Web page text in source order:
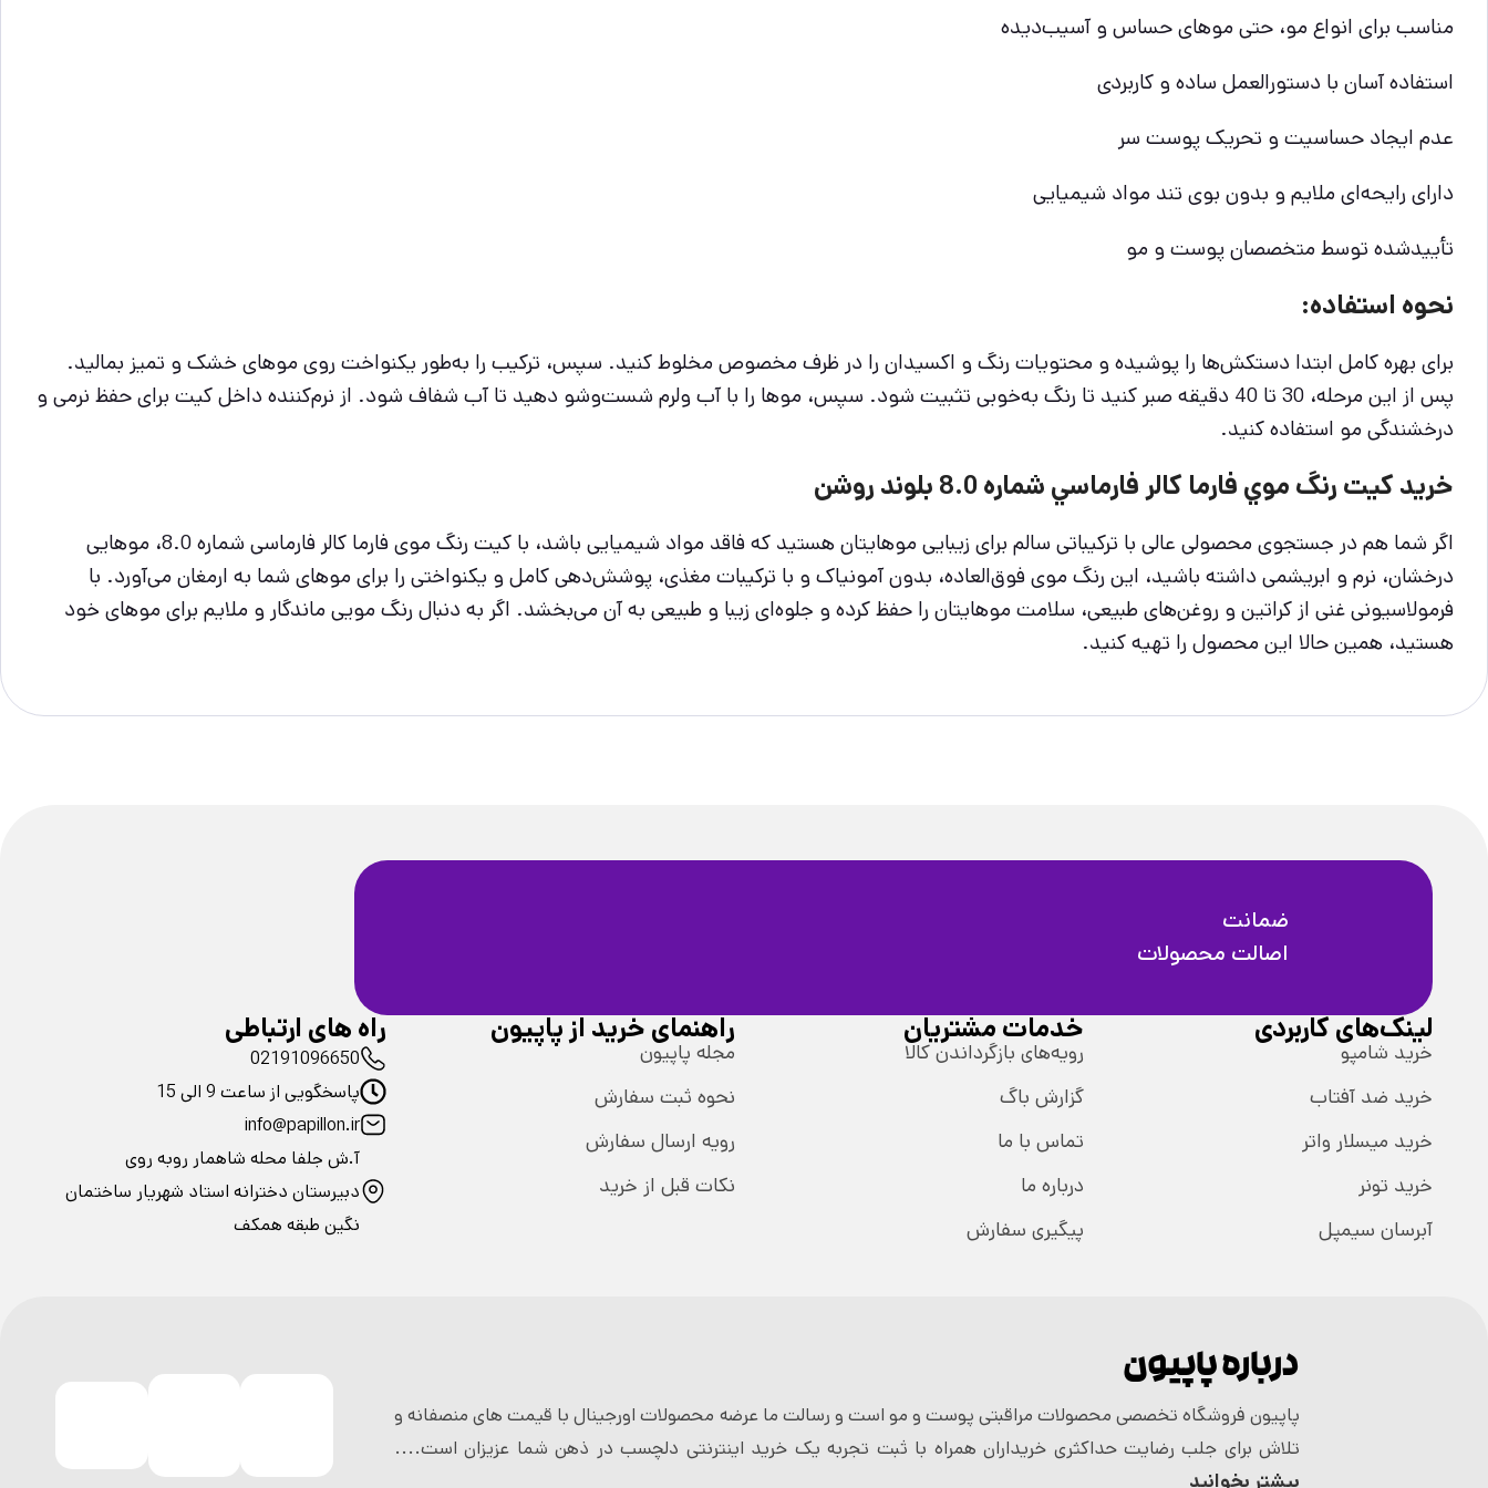
مناسب برای انواع مو، حتی موهای حساس و آسیب‌دیده
استفاده آسان با دستورالعمل ساده و کاربردی
عدم ایجاد حساسیت و تحریک پوست سر
دارای رایحه‌ای ملایم و بدون بوی تند مواد شیمیایی
تأییدشده توسط متخصصان پوست و مو
نحوه استفاده:
برای بهره کامل ابتدا دستکش‌ها را پوشیده و محتویات رنگ و اکسیدان را در ظرف مخصوص مخلوط کنید. سپس، ترکیب را به‌طور یکنواخت روی موهای خشک و تمیز بمالید.
پس از این مرحله، 30 تا 40 دقیقه صبر کنید تا رنگ به‌خوبی تثبیت شود. سپس، موها را با آب ولرم شست‌وشو دهید تا آب شفاف شود. از نرم‌کننده داخل کیت برای حفظ نرمی و
درخشندگی مو استفاده کنید.
خرید كيت رنگ موي فارما كالر فارماسي شماره 8.0 بلوند روشن
اگر شما هم در جستجوی محصولی عالی با ترکیباتی سالم برای زیبایی موهایتان هستید که فاقد مواد شیمیایی باشد، با کیت رنگ موی فارما کالر فارماسی شماره 8.0، موهایی
درخشان، نرم و ابریشمی داشته باشید، این رنگ موی فوق‌العاده، بدون آمونیاک و با ترکیبات مغذی، پوشش‌دهی کامل و یکنواختی را برای موهای شما به ارمغان می‌آورد. با
فرمولاسیونی غنی از کراتین و روغن‌های طبیعی، سلامت موهایتان را حفظ کرده و جلوه‌ای زیبا و طبیعی به آن می‌بخشد. اگر به دنبال رنگ مویی ماندگار و ملایم برای موهای خود
هستید، همین حالا این محصول را تهیه کنید.
ضمانت
اصالت محصولات
لینک‌های کاربردی
خرید شامپو
خرید ضد آفتاب
خرید میسلار واتر
خرید تونر
آبرسان سیمپل
خدمات مشتریان
رویه‌های بازگرداندن کالا
گزارش باگ
تماس با ما
درباره ما
پیگیری سفارش
راهنمای خرید از پاپیون
مجله پاپیون
نحوه ثبت سفارش
رویه ارسال سفارش
نکات قبل از خرید
راه های ارتباطی
02191096650
پاسخگویی از ساعت 9 الی 15
info@papillon.ir
آ.ش جلفا محله شاهمار روبه روی
دبیرستان دخترانه استاد شهریار ساختمان
نگین طبقه همکف
درباره پاپیون
پاپیون فروشگاه تخصصی محصولات مراقبتی پوست و مو است و رسالت ما عرضه محصولات اورجینال با قیمت های منصفانه و
تلاش برای جلب رضایت حداکثری خریداران همراه با ثبت تجربه یک خرید اینترنتی دلچسب در ذهن شما عزیزان است....
بیشتر بخوانید